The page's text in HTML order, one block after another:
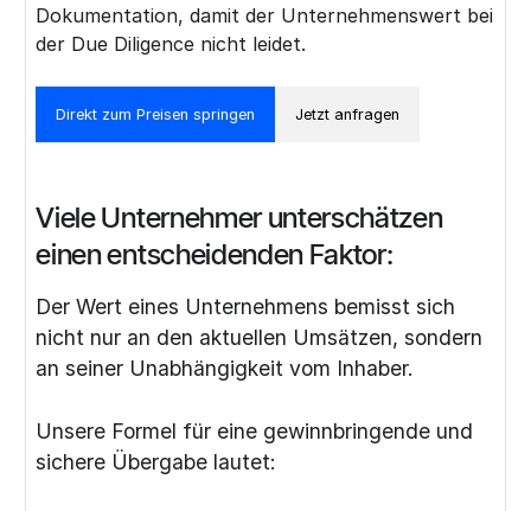
Dokumentation, damit der Unternehmenswert bei
der Due Diligence nicht leidet.
Direkt zum Preisen springen Jetzt anfragen
Viele Unternehmer unterschätzen
einen entscheidenden Faktor:
Der Wert eines Unternehmens bemisst sich
nicht nur an den aktuellen Umsätzen, sondern
an seiner Unabhängigkeit vom Inhaber.
Unsere Formel für eine gewinnbringende und
sichere Übergabe lautet: